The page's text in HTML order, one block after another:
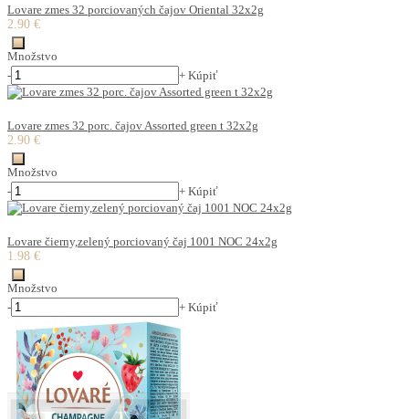
Lovare zmes 32 porciovaných čajov Oriental 32x2g
2.90 €
Množstvo
-
+ Kúpiť
Lovare zmes 32 porc. čajov Assorted green t 32x2g
2.90 €
Množstvo
-
+ Kúpiť
Lovare čierny,zelený porciovaný čaj 1001 NOC 24x2g
1.98 €
Množstvo
-
+ Kúpiť